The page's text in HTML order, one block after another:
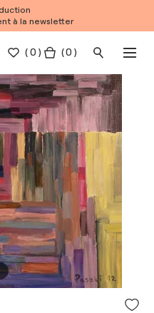
à la newsletter
(0 ) ( 0 )